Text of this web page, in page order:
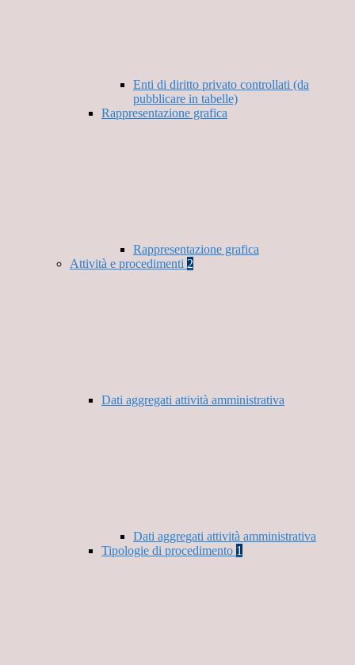
Enti di diritto privato controllati (da
pubblicare in tabelle)
Rappresentazione grafica
Rappresentazione grafica
Attività e procedimenti 2
Dati aggregati attività amministrativa
Dati aggregati attività amministrativa
Tipologie di procedimento 1